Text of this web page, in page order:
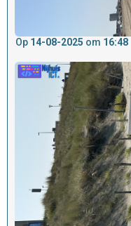
Op 14-08-2025 om 16:48